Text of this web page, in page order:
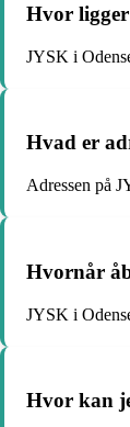
Hvor
JYSK i
Hvad er
Adressen på
Hvornår
JYSK i
Hvor kan